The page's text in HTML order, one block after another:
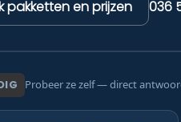
pakketten en prijzen 036
Probeer ze zelf — direct